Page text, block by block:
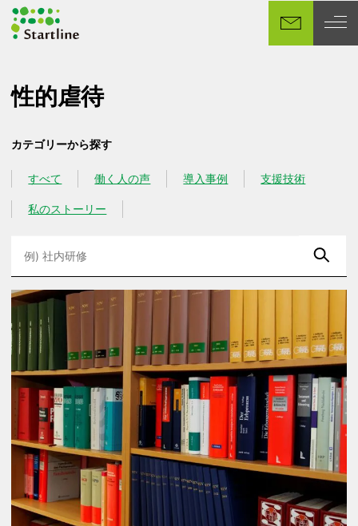
イ
ン
へ
移
性的虐待
カテゴリーから探す
カテゴリー
すべて
カテゴリー
働く人の声
カテゴリー
導入事例
カテゴリー
支援技術
カテゴリー
私のストーリー